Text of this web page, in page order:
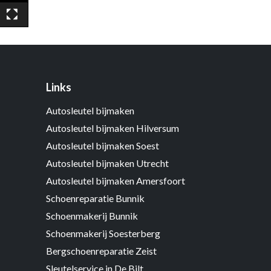
Links
Autosleutel bijmaken
Autosleutel bijmaken Hilversum
Autosleutel bijmaken Soest
Autosleutel bijmaken Utrecht
Autosleutel bijmaken Amersfoort
Schoenreparatie Bunnik
Schoenmakerij Bunnik
Schoenmakerij Soesterberg
Bergschoenreparatie Zeist
Sleutelservice in De Bilt